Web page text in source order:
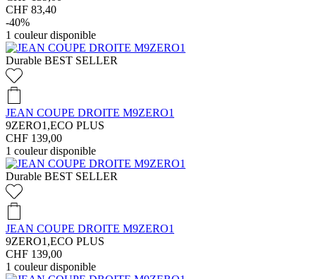
CHF 83,40
-40%
1 couleur disponible
Durable BEST SELLER
JEAN COUPE DROITE M9ZERO1
9ZERO1,ECO PLUS
CHF 139,00
1 couleur disponible
Durable BEST SELLER
JEAN COUPE DROITE M9ZERO1
9ZERO1,ECO PLUS
CHF 139,00
1 couleur disponible